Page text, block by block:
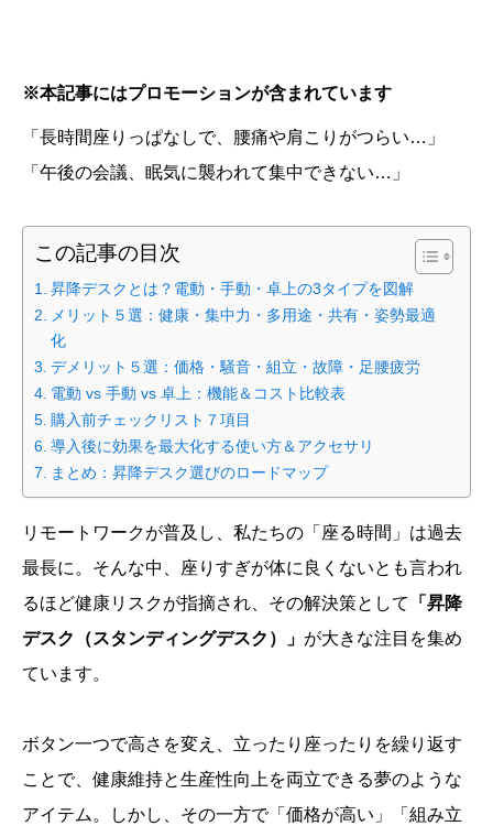
※本記事にはプロモーションが含まれています
「長時間座りっぱなしで、腰痛や肩こりがつらい…」
「午後の会議、眠気に襲われて集中できない…」
この記事の目次
昇降デスクとは？電動・手動・卓上の3タイプを図解
メリット５選：健康・集中力・多用途・共有・姿勢最適
化
デメリット５選：価格・騒音・組立・故障・足腰疲労
電動 vs 手動 vs 卓上：機能＆コスト比較表
購入前チェックリスト７項目
導入後に効果を最大化する使い方＆アクセサリ
まとめ：昇降デスク選びのロードマップ
リモートワークが普及し、私たちの「座る時間」は過去
最長に。そんな中、座りすぎが体に良くないとも言われ
るほど健康リスクが指摘され、その解決策として
「昇降
デスク（スタンディングデスク）」 が大きな注目を集め
ています。
ボタン一つで高さを変え、立ったり座ったりを繰り返す
ことで、健康維持と生産性向上を両立できる夢のような
アイテム。しかし、その一方で「価格が高い」「組み立